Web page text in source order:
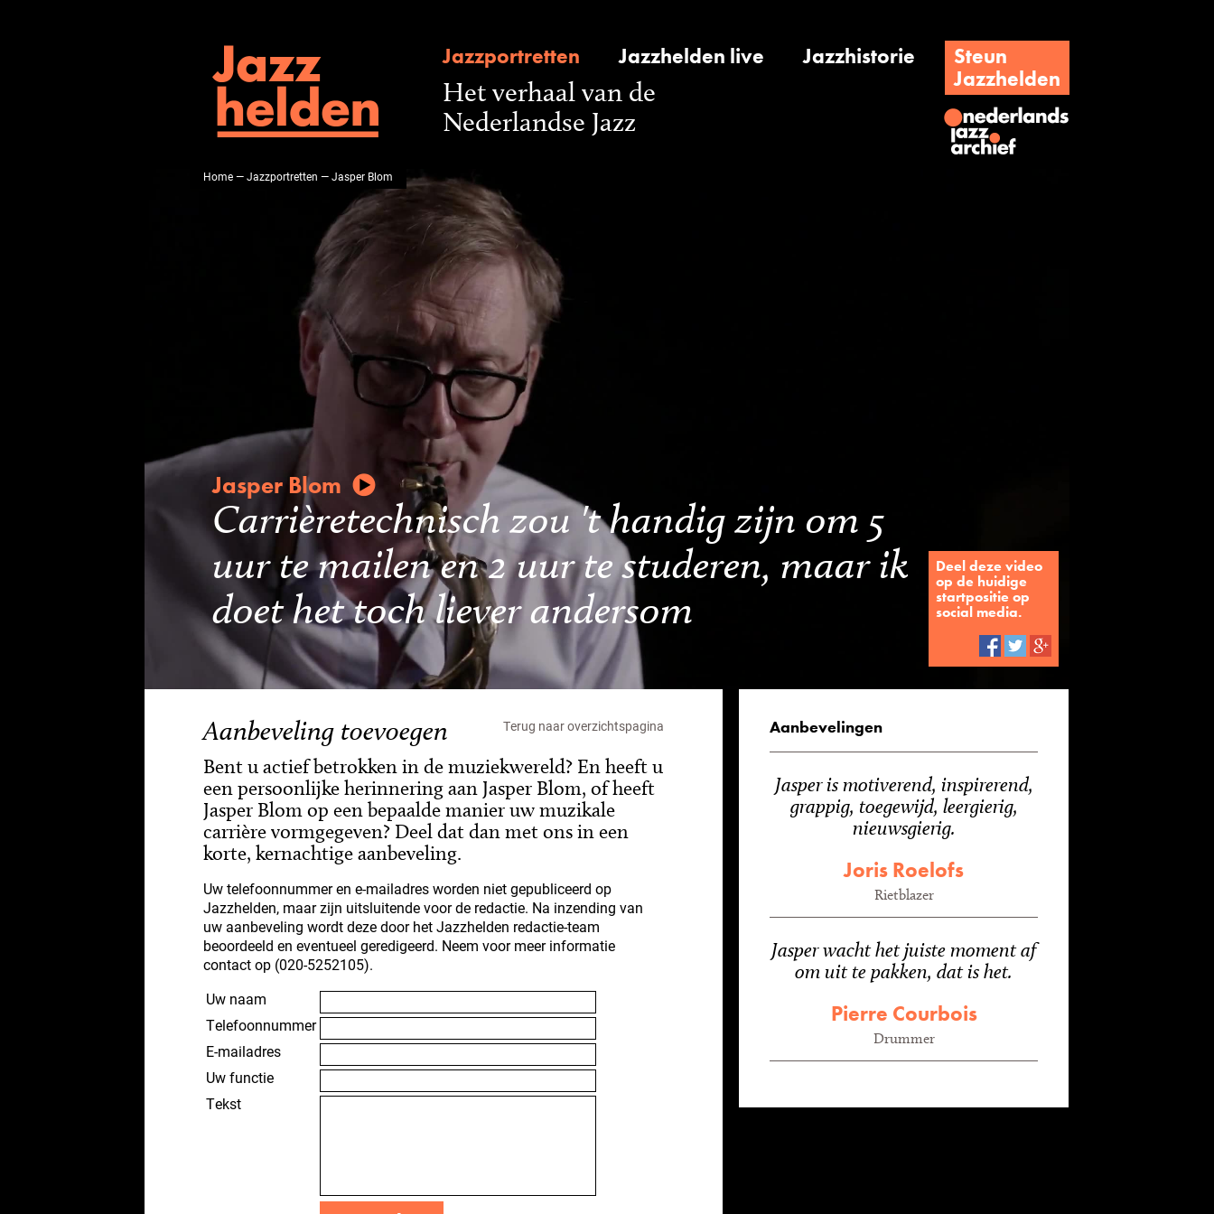
Jazzportretten Jazzhelden live Jazzhistorie
Steun
Jazzhelden
Het verhaal van de
Nederlandse Jazz
Home—Jazzportretten — Jasper Blom
Jasper Blom
Carrièretechnisch zou 't handig zijn om 5
uur te mailen en 2 uur te studeren, maar ik
doet het toch liever andersom
Deel deze video
op de huidige
startpositie op
social media.
Aanbeveling toevoegen Terug naar overzichtspagina
Bent u actief betrokken in de muziekwereld? En heeft u
een persoonlijke herinnering aan Jasper Blom, of heeft
Jasper Blom op een bepaalde manier uw muzikale
carrière vormgegeven? Deel dat dan met ons in een
korte, kernachtige aanbeveling.
Uw telefoonnummer en e-mailadres worden niet gepubliceerd op
Jazzhelden, maar zijn uitsluitende voor de redactie. Na inzending van
uw aanbeveling wordt deze door het Jazzhelden redactie-team
beoordeeld en eventueel geredigeerd. Neem voor meer informatie
contact op (020-5252105).
Uw naam
Telefoonnummer
E-mailadres
Uw functie
Tekst
Aanbevelingen
Jasper is motiverend, inspirerend,
grappig, toegewijd, leergierig,
nieuwsgierig.
Joris Roelofs
Rietblazer
Jasper wacht het juiste moment af
om uit te pakken, dat is het.
Pierre Courbois
Drummer